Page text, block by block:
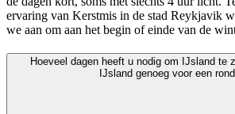
ervaring van Kerstmis in de stad Reykjavik
we aan om aan het begin of einde van de
Hoeveel dagen heeft u nodig om IJsland te
IJsland genoeg voor een